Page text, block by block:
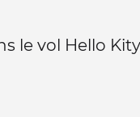
le vol Hello